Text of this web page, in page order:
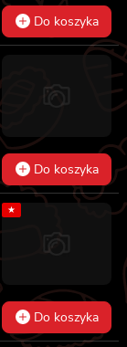
Do koszyka
Do koszyka
★
Do koszyka